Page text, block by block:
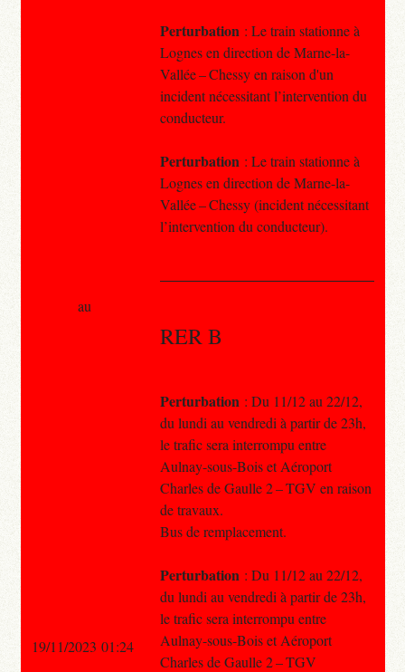
Perturbation : Le train stationne à
Lognes en direction de Marne-la-
Vallée – Chessy en raison d'un
incident nécessitant l’intervention du
conducteur.
Perturbation : Le train stationne à
Lognes en direction de Marne-la-
Vallée – Chessy (incident nécessitant
l’intervention du conducteur).
RER B
Perturbation : Du 11/12 au 22/12,
du lundi au vendredi à partir de 23h,
le trafic sera interrompu entre
Aulnay-sous-Bois et Aéroport
Charles de Gaulle 2 – TGV en raison
de travaux.
Bus de remplacement.
Perturbation : Du 11/12 au 22/12,
du lundi au vendredi à partir de 23h,
le trafic sera interrompu entre
Aulnay-sous-Bois et Aéroport
Charles de Gaulle 2 – TGV
au
19/11/2023 01:24